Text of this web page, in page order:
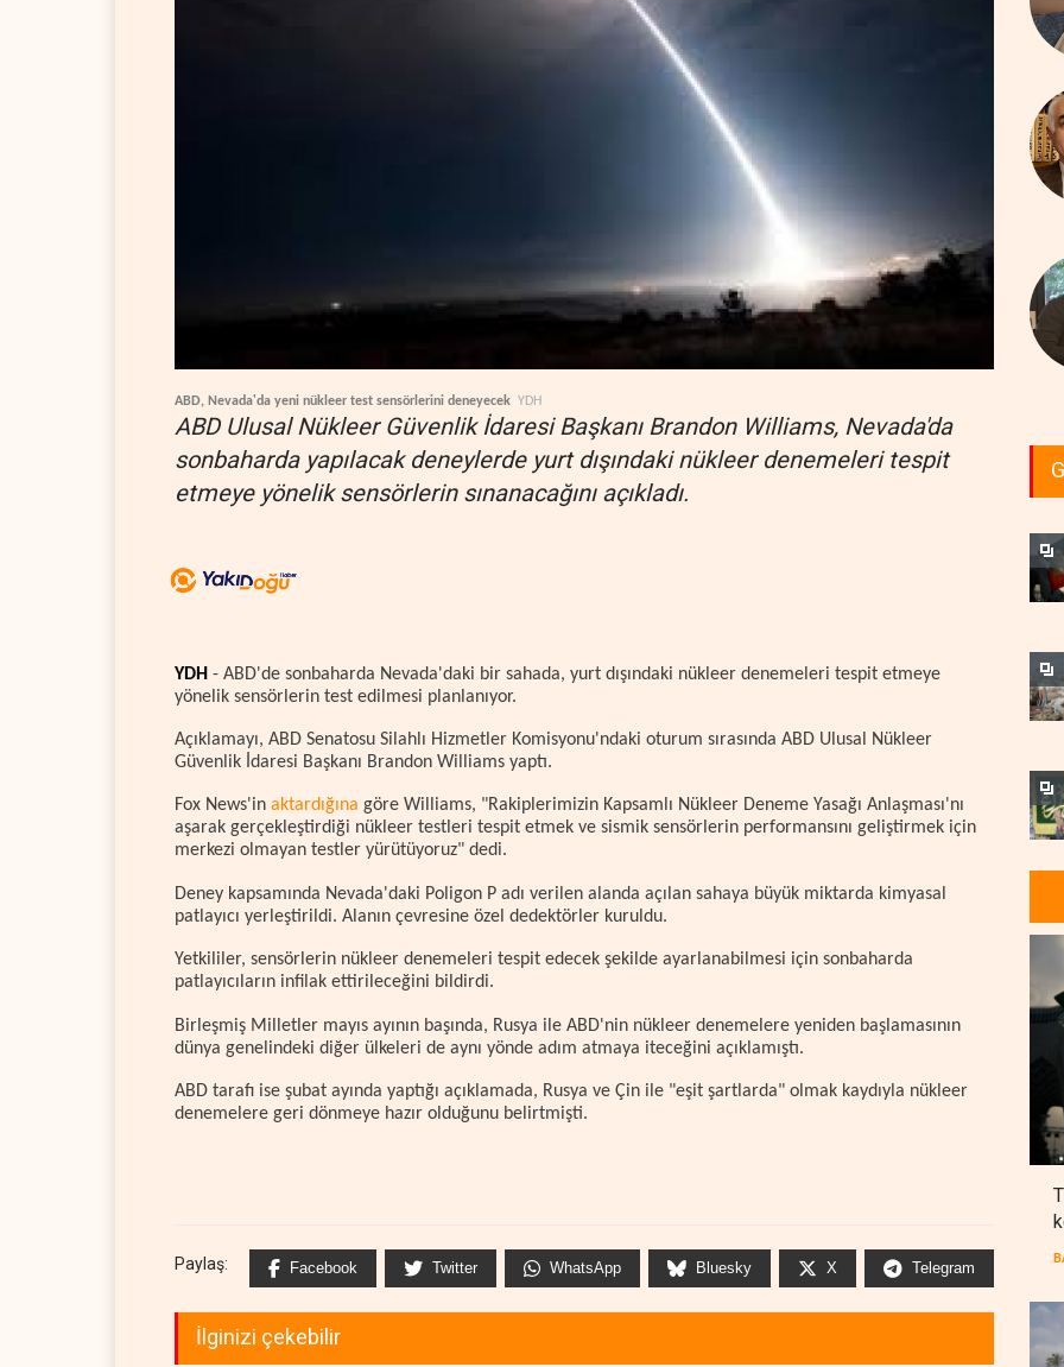
ABD, Nevada'da yeni nükleer test sensörlerini deneyecek YDH
ABD Ulusal Nükleer Güvenlik İdaresi Başkanı Brandon Williams, Nevada'da
sonbaharda yapılacak deneylerde yurt dışındaki nükleer denemeleri tespit
etmeye yönelik sensörlerin sınanacağını açıkladı.
YDH - ABD'de sonbaharda Nevada'daki bir sahada, yurt dışındaki nükleer denemeleri tespit etmeye
yönelik sensörlerin test edilmesi planlanıyor.
Açıklamayı, ABD Senatosu Silahlı Hizmetler Komisyonu'ndaki oturum sırasında ABD Ulusal Nükleer
Güvenlik İdaresi Başkanı Brandon Williams yaptı.
Fox News'in aktardığına göre Williams, "Rakiplerimizin Kapsamlı Nükleer Deneme Yasağı Anlaşması'nı
aşarak gerçekleştirdiği nükleer testleri tespit etmek ve sismik sensörlerin performansını geliştirmek için
merkezi olmayan testler yürütüyoruz" dedi.
Deney kapsamında Nevada'daki Poligon P adı verilen alanda açılan sahaya büyük miktarda kimyasal
patlayıcı yerleştirildi. Alanın çevresine özel dedektörler kuruldu.
Yetkililer, sensörlerin nükleer denemeleri tespit edecek şekilde ayarlanabilmesi için sonbaharda
patlayıcıların infilak ettirileceğini bildirdi.
Birleşmiş Milletler mayıs ayının başında, Rusya ile ABD'nin nükleer denemelere yeniden başlamasının
dünya genelindeki diğer ülkeleri de aynı yönde adım atmaya iteceğini açıklamıştı.
ABD tarafı ise şubat ayında yaptığı açıklamada, Rusya ve Çin ile "eşit şartlarda" olmak kaydıyla nükleer
denemelere geri dönmeye hazır olduğunu belirtmişti.
Paylaş: Facebook Twitter WhatsApp Bluesky X Telegram
İlginizi çekebilir